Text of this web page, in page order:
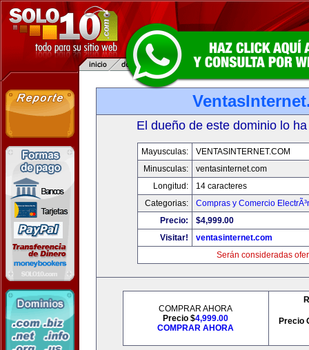
El dueño de este dominio lo
Mayusculas:
VENTASINTERNET.COM
Minusculas:
ventasinternet.com
Longitud:
14 caracteres
Categorias:
Compras y Comercio
Precio:
$4,999.00
Visitar!
ventasinternet.com
Serán consideradas
COMPRAR AHORA
Precio $4,999.00
COMPRAR AHORA
Precio